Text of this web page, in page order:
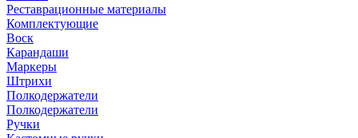
Реставрационные материалы
Комплектующие
Воск
Карандаши
Маркеры
Штрихи
Полкодержатели
Полкодержатели
Ручки